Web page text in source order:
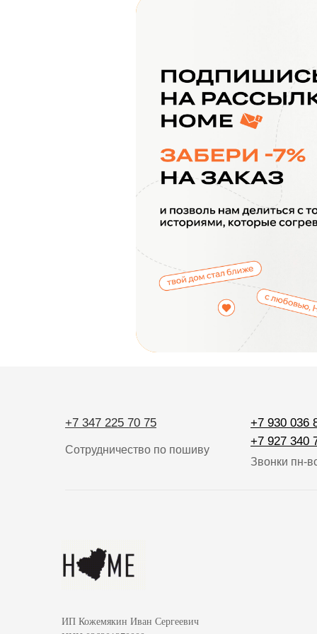
+7 347 225 70 75
Сотрудничество по пошиву
+7 930 036
+7 927 340
Звонки пн-
ИП Кожемякин Иван Сергеевич